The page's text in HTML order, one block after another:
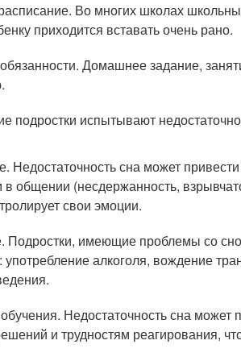
Во многих школах
приходится вставать очень рано.
Домашнее задание,
подростки испытывают
Недостаточность сна может
в общении (несдержанность,
свои эмоции.
Подростки, имеющие проблемы со
употребление алкоголя, вождение
Недостаточность сна
и трудностям реагирования,